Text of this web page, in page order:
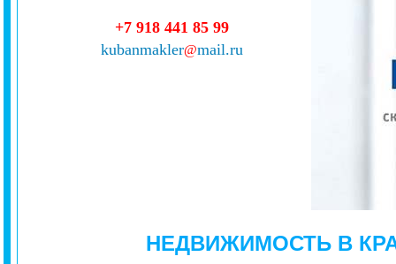
+7 918 441 85 99
kubanmakler@mail.ru
НЕДВИЖИМОСТЬ В